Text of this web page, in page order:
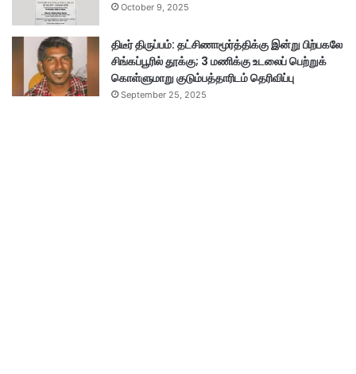
October 9, 2025
திடீர் திருப்பம்: தட்சிணாமூர்த்திக்கு இன்று பிற்பகலே
சிங்கப்பூரில் தூக்கு; 3 மணிக்கு உடலைப் பெற்றுக்
கொள்ளுமாறு குடும்பத்தாரிடம் தெரிவிப்பு
September 25, 2025